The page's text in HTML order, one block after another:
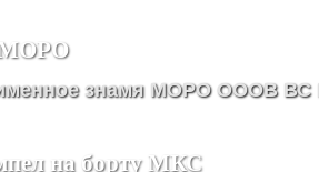
МОРО
знамя МОРО ОООВ
на борту МКС